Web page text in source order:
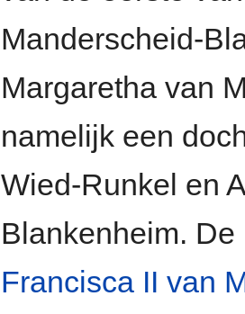
Manderscheid-
Margaretha van
namelijk een
Wied-Runkel en
Blankenheim.
Francisca II van